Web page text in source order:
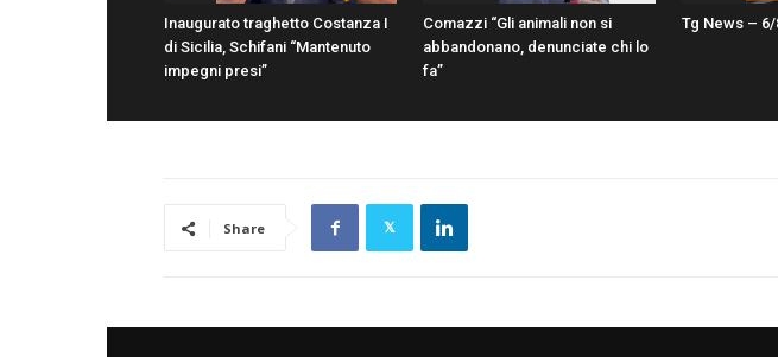
Inaugurato traghetto Costanza I
di Sicilia, Schifani “Mantenuto
impegni presi”
Comazzi “Gli animali non si
abbandonano, denunciate chi lo
fa”
Tg News –
Share